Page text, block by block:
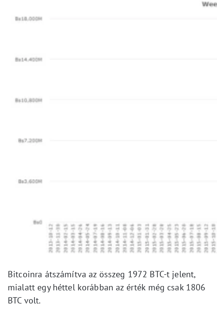
Bitcoinra átszámítva az összeg 1972 BTC-t jelent,
mialatt egy héttel korábban az érték még csak 1806
BTC volt.